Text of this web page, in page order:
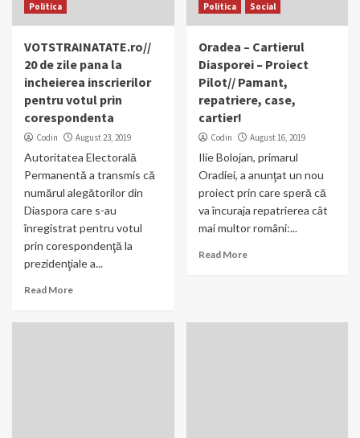
Politica
VOTSTRAINATATE.ro//
20 de zile pana la
incheierea inscrierilor
pentru votul prin
corespondenta
Codin August 23, 2019
Autoritatea Electorală
Permanentă a transmis că
numărul alegătorilor din
Diaspora care s-au
înregistrat pentru votul
prin corespondenţă la
prezidenţiale a...
Read More
Politica Social
Oradea – Cartierul
Diasporei – Proiect
Pilot// Pamant,
repatriere, case,
cartier!
Codin August 16, 2019
Ilie Bolojan, primarul
Oradiei, a anunţat un nou
proiect prin care speră că
va încuraja repatrierea cât
mai multor români:...
Read More